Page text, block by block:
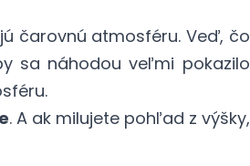
čarovnú atmosféru. Veď, čo
sa náhodou veľmi pokazilo
. A ak milujete pohľad z výšky,